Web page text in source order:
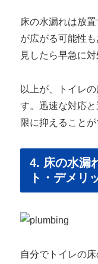
床の水漏れは放
が広がる可能性
見したら早急に
以上が、トイレ
す。迅速な対応
限に抑えることが
4. 床の水漏
ト・デメリ
自分でトイレの